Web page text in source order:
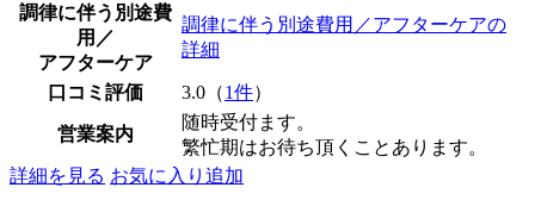
調律に伴う別途費
用／
アフターケア
調律に伴う別途費用／アフターケアの
詳細
口コミ評価 3.0（1件）
営業案内
随時受付ます。
繁忙期はお待ち頂くことあります。
詳細を見る お気に入り追加